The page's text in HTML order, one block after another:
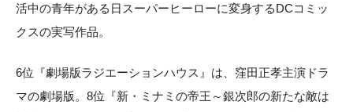
活中の青年がある日スーパーヒーローに変身するDCコミッ
クスの実写作品。
6位『劇場版ラジエーションハウス』は、窪田正孝主演ドラ
マの劇場版。8位『新・ミナミの帝王～銀次郎の新たな敵は